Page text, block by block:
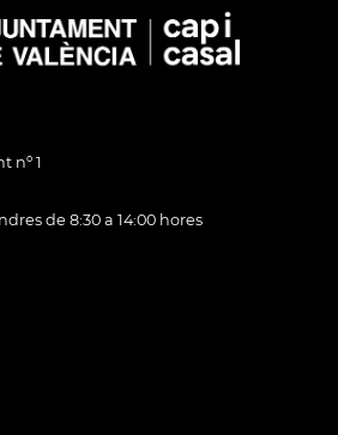
nº 1
de 8:30 a 14:00 hores